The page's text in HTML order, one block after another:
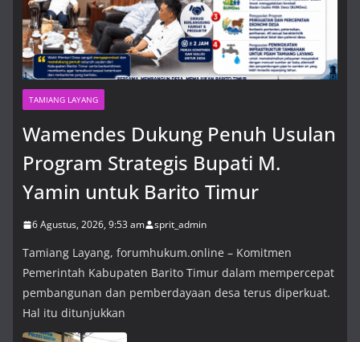
TAMIANG LAYANG
Wamendes Dukung Penuh Usulan
Program Strategis Bupati M.
Yamin untuk Barito Timur
6 Agustus, 2026, 9:53 am sprit_admin
Tamiang Layang, forumhukum.online – Komitmen
Pemerintah Kabupaten Barito Timur dalam mempercepat
pembangunan dan pemberdayaan desa terus diperkuat.
Hal itu ditunjukkan